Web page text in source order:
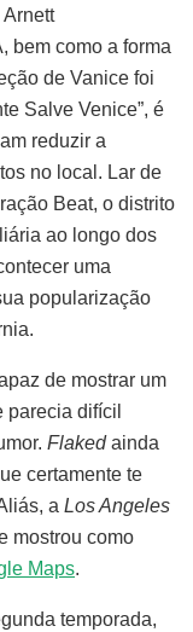
bem como a forma
de Vanice foi
Salve Venice”, é
reduzir a
no local. Lar de
Beat, o distrito
ao longo dos
uma
popularização
de mostrar um
parecia difícil
Flakedainda
certamente te
a Los Angeles
mostrou como
Maps.
temporada,